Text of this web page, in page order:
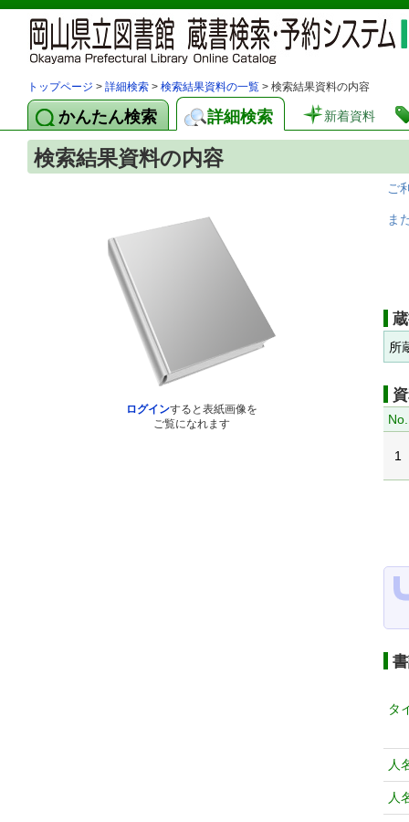
トップページ > 詳細検索 > 検索結果資料の一覧 > 検索結果資料の内容
かんたん検索 詳細検索 新着資料
検索結果資料の内容
ログインすると表紙画像を
ご覧になれます
ご
ま
所
No.
1
タ
人
人